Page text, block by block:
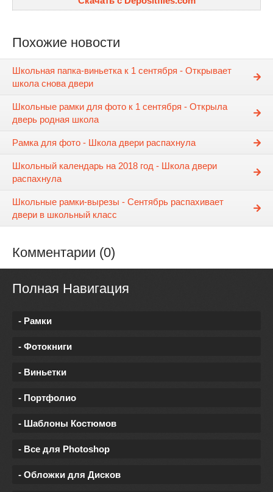
Похожие новости
Школьная папка-виньетка к 1 сентября - Открывает
школа снова двери
Школьные рамки для фото к 1 сентября - Открыла
дверь родная школа
Рамка для фото - Школа двери распахнула
Школьный календарь на 2018 год - Школа двери
распахнула
Школьные рамки-вырезы - Сентябрь распахивает
двери в школьный класс
Комментарии (0)
Полная Навигация
- Рамки
- Фотокниги
- Виньетки
- Портфолио
- Шаблоны Костюмов
- Все для Photoshop
- Обложки для Дисков